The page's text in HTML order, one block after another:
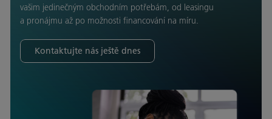
vašim jedinečným obchodním potřebám, od leasingu
a pronájmu až po možnosti financování na míru.
Kontaktujte nás ještě dnes